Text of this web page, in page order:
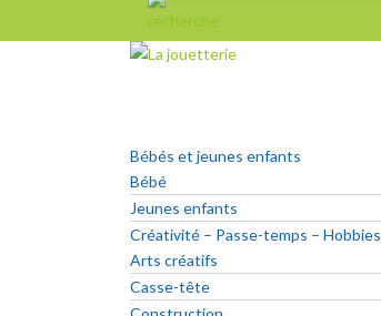
Bébés et jeunes enfants
Bébé
Jeunes enfants
Créativité – Passe-temps – Hobbies
Arts créatifs
Casse-tête